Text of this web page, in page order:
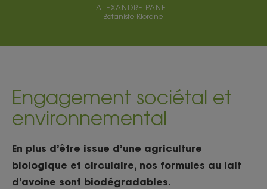
ALEXANDRE PANEL
Botaniste Klorane
Engagement sociétal et
environnemental
En plus d’être issue d’une agriculture
biologique et circulaire, nos formules au lait
d’avoine sont biodégradables.